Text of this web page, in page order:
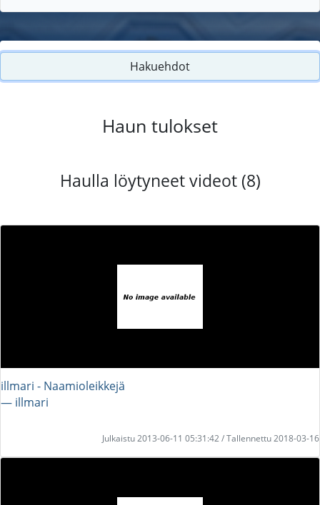
Hakuehdot
Haun tulokset
Haulla löytyneet videot (8)
illmari - Naamioleikkejä
― illmari
Julkaistu 2013-06-11 05:31:42 / Tallennettu 2018-03-16